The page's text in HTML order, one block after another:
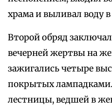
храма и выливал воду
Второй обряд
вечерней жертвы на
зажигались четыре
покрытых
лестницы, ведшей в